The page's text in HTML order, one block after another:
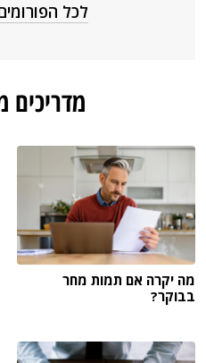
לכל
מדריכים
מה יקרה אם תמות מחר
בבוקר?